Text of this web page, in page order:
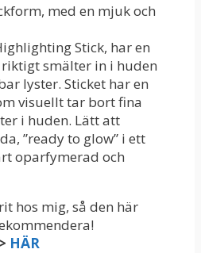
med en mjuk och
Stick, har en
smälter in i huden
lyster. Sticket har en
visuellt tar bort fina
i huden. Lätt att
”ready to glow” i ett
oparfymerad och
hos mig, så den här
HÄR